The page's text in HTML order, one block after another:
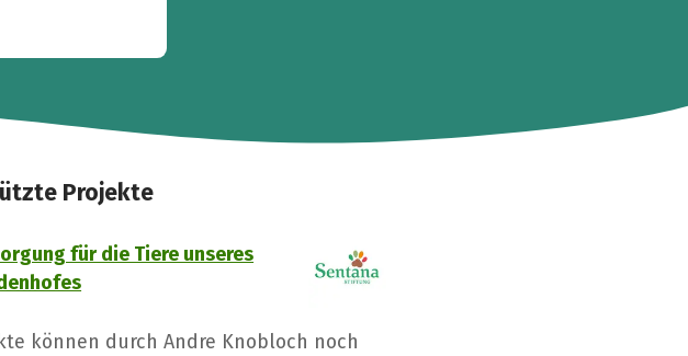
Projekte
für die Tiere unseres
können durch Andre Knobloch noch